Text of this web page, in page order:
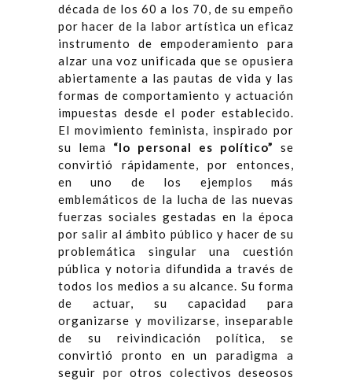
década de los 60 a los 70, de su empeño
por hacer de la labor artística un eficaz
instrumento de empoderamiento para
alzar una voz unificada que se opusiera
abiertamente a las pautas de vida y las
formas de comportamiento y actuación
impuestas desde el poder establecido.
El movimiento feminista, inspirado por
su lema “lo personal es político” se
convirtió rápidamente, por entonces,
en uno de los ejemplos más
emblemáticos de la lucha de las nuevas
fuerzas sociales gestadas en la época
por salir al ámbito público y hacer de su
problemática singular una cuestión
pública y notoria difundida a través de
todos los medios a su alcance. Su forma
de actuar, su capacidad para
organizarse y movilizarse, inseparable
de su reivindicación política, se
convirtió pronto en un paradigma a
seguir por otros colectivos deseosos